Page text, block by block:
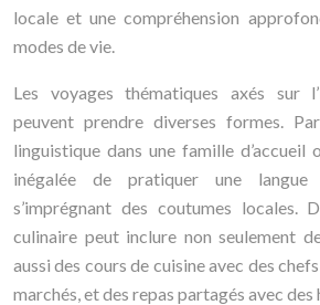
locale et une compréhension
modes de vie.
Les voyages thématiques axés sur
peuvent prendre diverses formes.
linguistique dans une famille
inégalée de pratiquer une
s’imprégnant des coutumes locales.
culinaire peut inclure non seulement
aussi des cours de cuisine avec des
marchés, et des repas partagés avec